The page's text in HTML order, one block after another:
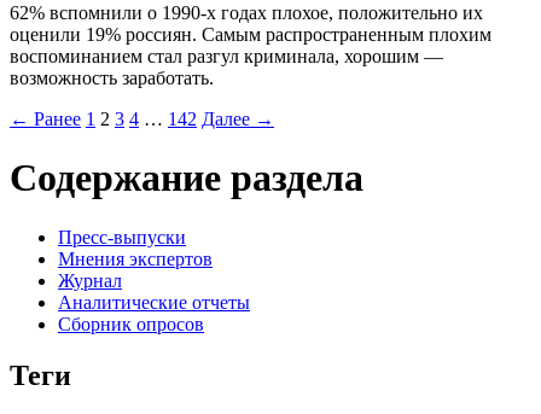
62% вспомнили о 1990-х годах плохое, положительно их
оценили 19% россиян. Самым распространенным плохим
воспоминанием стал разгул криминала, хорошим —
возможность заработать.
← Ранее 1 2 3 4 … 142 Далее →
Содержание раздела
Пресс-выпуски
Мнения экспертов
Журнал
Аналитические отчеты
Сборник опросов
Теги